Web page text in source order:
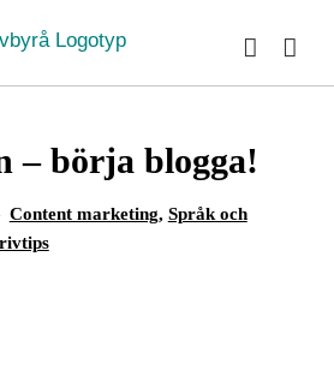
– börja blogga!
Content marketing, Språk och